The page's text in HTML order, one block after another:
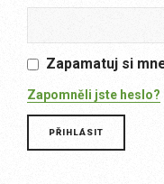
Zapamatuj si
Zapomněli jste heslo?